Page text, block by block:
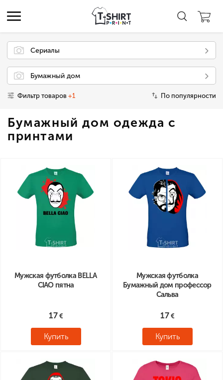
Сериалы
Бумажный дом
Фильтр товаров +1 По популярности
Бумажный дом одежда с
принтами
Мужская футболка BELLA
CIAO пятна
17
Купить
Мужская футболка
Бумажный дом профессор
Сальва
17
Купить